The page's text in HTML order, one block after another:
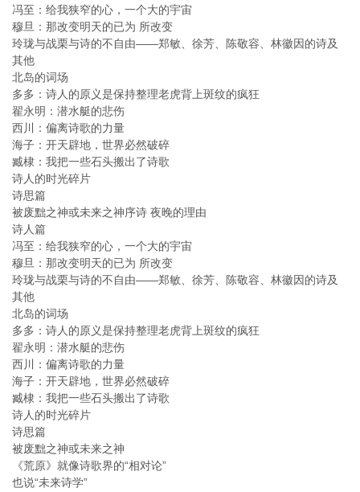
冯至：给我狭窄的心，一个大的宇宙
穆旦：那改变明天的已为 所改变
玲珑与战栗与诗的不自由——郑敏、徐芳、陈敬容、林徽因的诗及
其他
北岛的词场
多多：诗人的原义是保持整理老虎背上斑纹的疯狂
翟永明：潜水艇的悲伤
西川：偏离诗歌的力量
海子：开天辟地，世界必然破碎
臧棣：我把一些石头搬出了诗歌
诗人的时光碎片
诗思篇
被废黜之神或未来之神序诗 夜晚的理由
诗人篇
冯至：给我狭窄的心，一个大的宇宙
穆旦：那改变明天的已为 所改变
玲珑与战栗与诗的不自由——郑敏、徐芳、陈敬容、林徽因的诗及
其他
北岛的词场
多多：诗人的原义是保持整理老虎背上斑纹的疯狂
翟永明：潜水艇的悲伤
西川：偏离诗歌的力量
海子：开天辟地，世界必然破碎
臧棣：我把一些石头搬出了诗歌
诗人的时光碎片
诗思篇
被废黜之神或未来之神
《荒原》就像诗歌界的“相对论”
也说“未来诗学”